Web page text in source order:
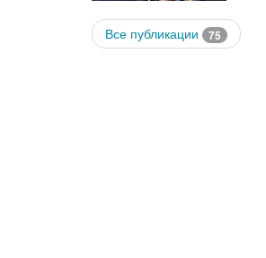
Все публикации 75